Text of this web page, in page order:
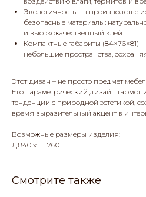
Экологичность – в производстве
безопасные материалы:
и высококачественный клей.
Компактные габариты (84×76×81)
небольшие пространства,
Этот диван – не просто предмет
Его параметрический дизайн
тенденции с природной эстетикой,
время выразительный акцент в
Возможные размеры изделия:
Д.840 х Ш.760
Смотрите также